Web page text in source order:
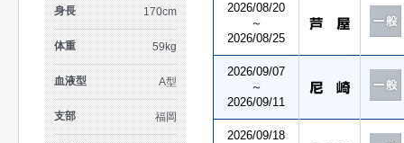
身長 170cm
体重 59kg
血液型 A型
支部 福岡
2026/08/20
～
2026/08/25
2026/09/07
～
2026/09/11
2026/09/18